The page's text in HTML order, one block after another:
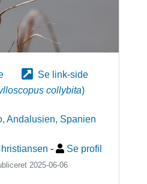
Se link-side
collybita)
Andalusien, Spanien
- Se profil
2025-06-06